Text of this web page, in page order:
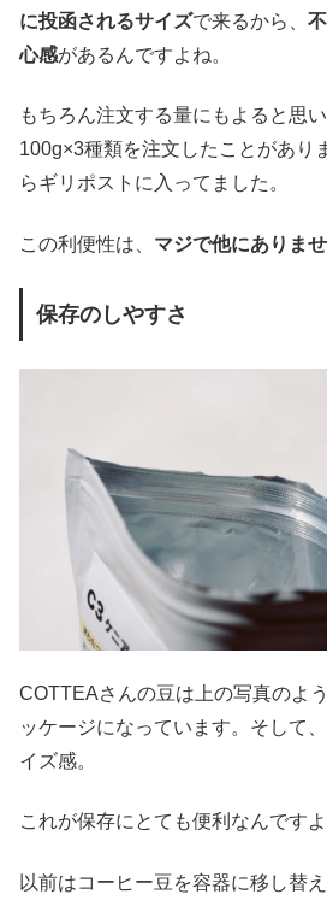
に投函されるサイズで来るから、
心感があるんですよね。
もちろん注文する量にもよると思
100g×3種類を注文したことがあり
らギリポストに入ってました。
この利便性は、 マジで他にありま
保存のしやすさ
COTTEAさんの豆は上の写真のよ
ッケージになっています。そして
イズ感。
これが保存にとても便利なんですよ
以前はコーヒー豆を容器に移し替